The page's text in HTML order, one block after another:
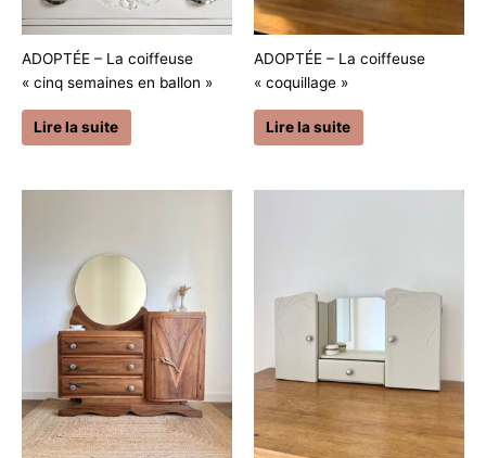
ADOPTÉE – La coiffeuse
« cinq semaines en ballon »
Lire la suite
ADOPTÉE – La coiffeuse
« coquillage »
Lire la suite